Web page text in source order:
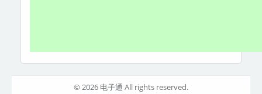
© 2026 电子通 All rights reserved.